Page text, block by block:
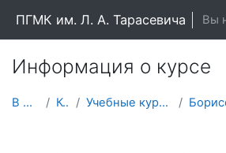
ПГМК им. Л. А. Тарасевича Вы
Информация о курсе
В начало Курсы Учебные курсы (дисциплины)